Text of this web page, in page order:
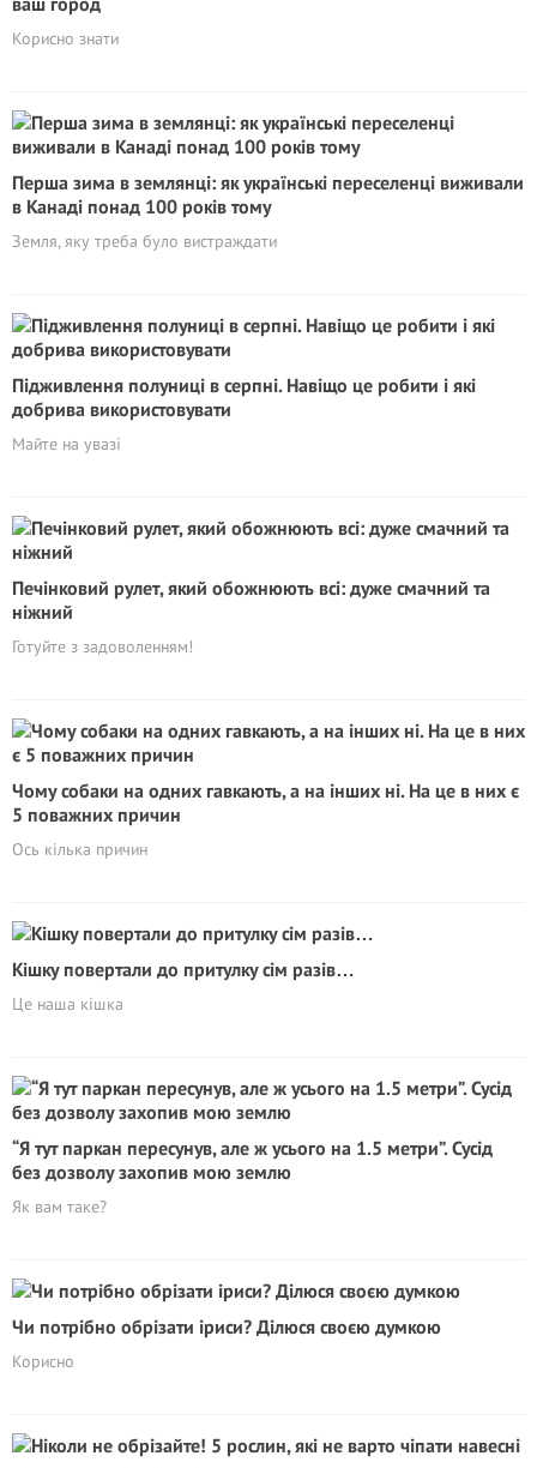
Корисно знати
Перша зима в землянці: як українські переселенці виживали
в Канаді понад 100 років тому
Земля, яку треба було вистраждати
Підживлення полуниці в серпні. Навіщо це робити і які
добрива використовувати
Майте на увазі
Печінковий рулет, який обожнюють всі: дуже смачний та
ніжний
Готуйте з задоволенням!
Чому собаки на одних гавкають, а на інших ні. На це в них є
5 поважних причин
Ось кілька причин
Кішку повертали до притулку сім разів…
Це наша кішка
“Я тут паркан пересунув, але ж усього на 1.5 метри”. Сусід
без дозволу захопив мою землю
Як вам таке?
Чи потрібно обрізати іриси? Ділюся своєю думкою
Корисно